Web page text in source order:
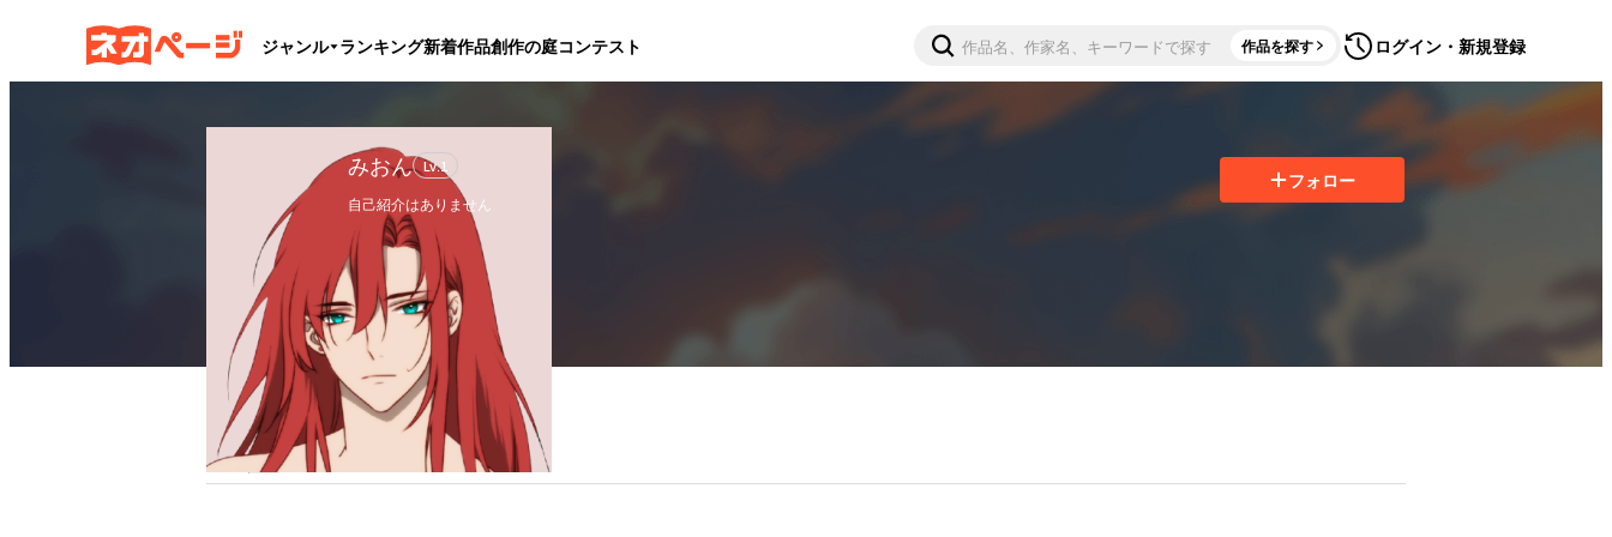
ジャンル ランキング新着作品創作の庭コンテスト 作品を探す ログイン・新規登録
みおん Lv.1
自己紹介はありません
フォロー10 フォロワー
フォロー
ブックマーク